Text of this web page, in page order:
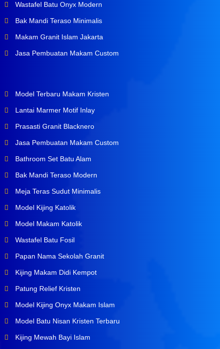
Wastafel Batu Onyx Modern
Bak Mandi Teraso Minimalis
Makam Granit Islam Jakarta
Jasa Pembuatan Makam Custom
Model Terbaru Makam Kristen
Lantai Marmer Motif Inlay
Prasasti Granit Blacknero
Jasa Pembuatan Makam Custom
Bathroom Set Batu Alam
Bak Mandi Teraso Modern
Meja Teras Sudut Minimalis
Model Kijing Katolik
Model Makam Katolik
Wastafel Batu Fosil
Papan Nama Sekolah Granit
Kijing Makam Didi Kempot
Patung Relief Kristen
Model Kijing Onyx Makam Islam
Model Batu Nisan Kristen Terbaru
Kijing Mewah Bayi Islam